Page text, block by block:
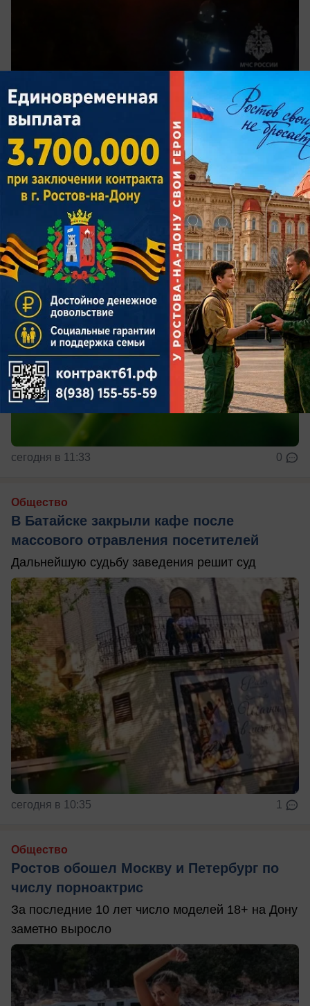
сегодня в 12:31
Общество
Вредная черепашка захватила почти 2,8
тысячи гектаров озимых на Дону
Площадь выявления вредителя выросла более
чем в 10 раз
сегодня в 11:33 0
Общество
В Батайске закрыли кафе после
массового отравления посетителей
Дальнейшую судьбу заведения решит суд
сегодня в 10:35 1
Общество
Ростов обошел Москву и Петербург по
числу порноактрис
За последние 10 лет число моделей 18+ на Дону
заметно выросло